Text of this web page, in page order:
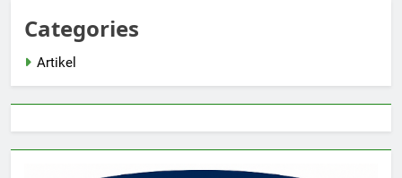
Categories
Artikel